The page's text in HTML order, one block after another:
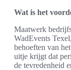
Wat is het
Maatwerk
WadEvents
behoeften van
uitje krijgt dat
de tevredenheid